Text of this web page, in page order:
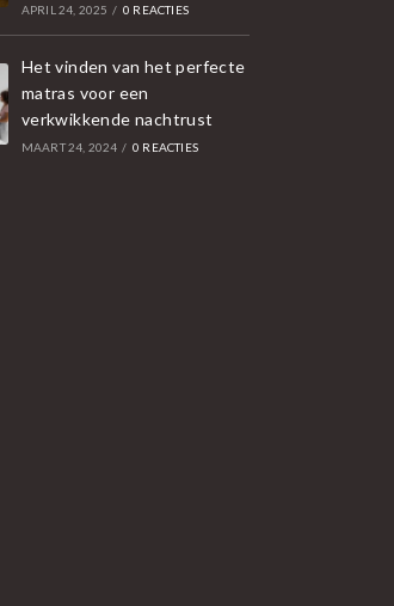
APRIL 24, 2025 / 0 REACTIES
Het vinden van het perfecte
matras voor een
verkwikkende nachtrust
MAART 24, 2024 / 0 REACTIES